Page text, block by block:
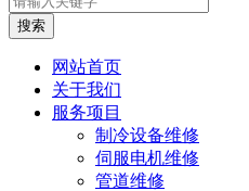
搜索
网站首页
关于我们
服务项目
制冷设备维修
伺服电机维修
管道维修